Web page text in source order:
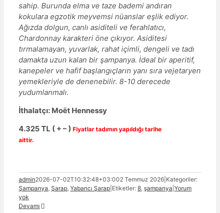
sahip. Burunda elma ve taze bademi andıran
kokulara egzotik meyvemsi nüanslar eşlik ediyor.
Ağızda dolgun, canlı asiditeli ve ferahlatıcı,
Chardonnay karakteri öne çıkıyor. Asiditesi
tırmalamayan, yuvarlak, rahat içimli, dengeli ve tadı
damakta uzun kalan bir şampanya. İdeal bir aperitif,
kanepeler ve hafif başlangıçların yanı sıra vejetaryen
yemekleriyle de denenebilir. 8-10 derecede
yudumlanmalı.
İthalatçı: Moët Hennessy
4.325 TL ( + – ) Fiyatlar tadımın yapıldığı tarihe
aittir.
admin2026-07-02T10:32:48+03:002 Temmuz 2026 Kategoriler:
Şampanya, Şarap, Yabancı Şarap Etiketler: 8, şampanya Yorum
yok
Devamı